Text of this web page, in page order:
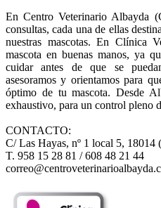
En Centro Veterinario Albayda
consultas, cada una de ellas
nuestras mascotas. En Clínica
mascota en buenas manos, ya
cuidar antes de que se
asesoramos y orientamos para
óptimo de tu mascota. Desde
exhaustivo, para un control pleno
CONTACTO:
C/ Las Hayas, nº 1 local 5, 18014
T. 958 15 28 81 / 608 48 21 44